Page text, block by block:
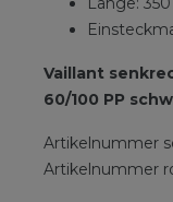
Vaillant
60/100 PP
Artikelnummer
Artikelnummer